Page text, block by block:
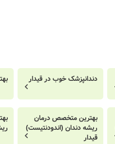
دندانپزشک خوب در قیدار
بهترین متخصص درمان
ریشه دندان (اندودنتیست)
قیدار